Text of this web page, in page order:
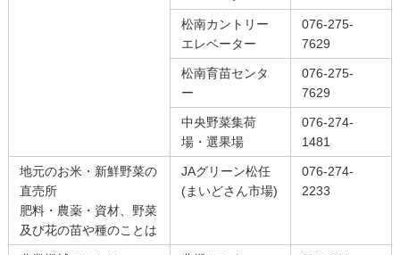
松南カントリー
エレベーター
076-275-
7629
松南育苗センタ
ー
076-275-
7629
中央野菜集荷
場・選果場
076-274-
1481
地元のお米・新鮮野菜の
直売所
肥料・農薬・資材、野菜
及び花の苗や種のことは
JAグリーン松任
(まいどさん市場)
076-274-
2233